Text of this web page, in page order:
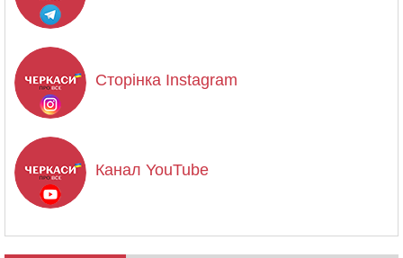
Сторінка Instagram
Канал YouTube